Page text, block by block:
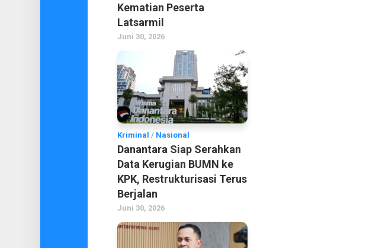
Kematian Peserta
Latsarmil
Juni 30, 2026
Kriminal / Nasional
Danantara Siap Serahkan
Data Kerugian BUMN ke
KPK, Restrukturisasi Terus
Berjalan
Juni 30, 2026